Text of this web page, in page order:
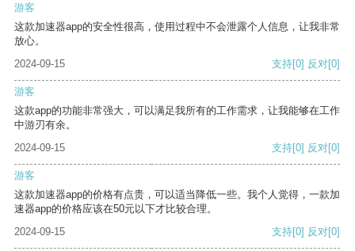
游客
这款加速器app的安全性很高，使用过程中不会泄露个人信息，让我非常
放心。
2024-09-15
支持[0] 反对[0]
游客
这款app的功能非常强大，可以满足我所有的工作需求，让我能够在工作
中游刃有余。
2024-09-15
支持[0] 反对[0]
游客
这款加速器app的价格有点贵，可以适当降低一些。我个人觉得，一款加
速器app的价格应该在50元以下才比较合理。
2024-09-15
支持[0] 反对[0]